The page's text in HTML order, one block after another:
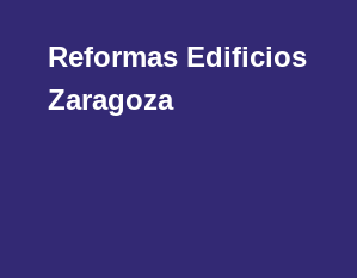
Reformas Edificios
Zaragoza